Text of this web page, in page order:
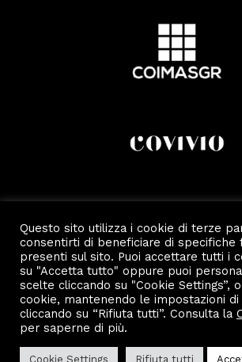
Copyright 2022 by Scalo Di Porta Romana.
Questo sito utilizza i cookie di terze
consentirti di beneficiare di specifiche
presenti sul sito. Puoi accettare tutti i
su "Accetta tutto" oppure puoi
scelte cliccando su "Cookie Settings”,
cookie, mantenendo le impostazioni di
cliccando su “Rifiuta tutti”. Consulta la
per saperne di più.
Cookie Settings Rifiuta tutti